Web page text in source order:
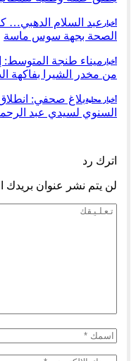
أخبار عبد السلام الدهبي…
الصحة بجهة سوس ماسة
أخبار
من مخدر الشيرا بفاكهة
أخبار محليةبلاغ صحفي:
السنوي لسيدي عبد
اترك رد
لن يتم نشر عنوان بريدك